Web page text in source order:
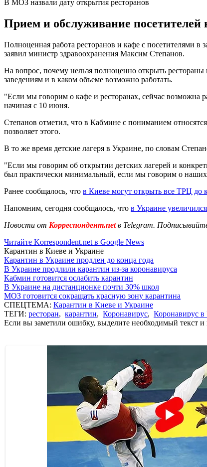
В МОЗ назвали дату открытия ресторанов
Прием и обслуживание посетителей
Полноценная работа ресторанов и кафе с посетителями
заявил министр здравоохранения Максим Степанов.
На вопрос, почему нельзя полноценно открыть
заведениям и в каком объеме возможно работать.
"Если мы говорим о кафе и ресторанах, сейчас возможна
начиная с 10 июня.
Степанов отметил, что в Кабмине с пониманием
позволяет этого.
В то же время детские лагеря в Украине, по словам
"Если мы говорим об открытии детских лагерей и
был практически минимальный, если мы говорим о наших
Ранее сообщалось, что в Киеве могут открыть все ТРЦ до
Напомним, сегодня сообщалось, что в Украине
Новости от Корреспондент.netв Telegram.
Читайте Korrespondent.net в Google News
Карантин в Киеве и Украине
Карантин в Украине продлен до конца года
В Украине продлили карантин из-за коронавируса
Кабмин готовится ослабить карантин
В Украине на дистанционке почти 30% школ
МОЗ готовится сокращать красную зону карантина
СПЕЦТЕМА: Карантин в Киеве и Украине
ТЕГИ: ресторан, карантин, Коронавирус, Коронавирус в
Если вы заметили ошибку, выделите необходимый текст